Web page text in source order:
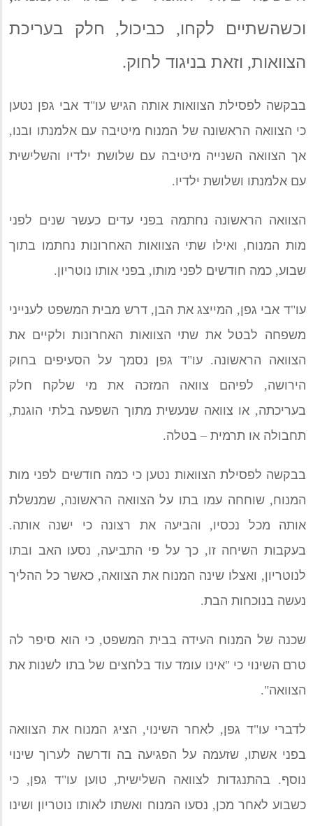
וכשהשתיים לקחו, כביכול, חלק בעריכת
הצוואות, וזאת בניגוד לחוק.
בבקשה לפסילת הצוואות אותה הגיש עו"ד אבי גפן נטען
כי הצוואה הראשונה של המנוח מיטיבה עם אלמנתו ובנו,
אך הצוואה השנייה מיטיבה עם שלושת ילדיו והשלישית
עם אלמנתו ושלושת ילדיו.
הצוואה הראשונה נחתמה בפני עדים כעשר שנים לפני
מות המנוח, ואילו שתי הצוואות האחרונות נחתמו בתוך
שבוע, כמה חודשים לפני מותו, בפני אותו נוטריון.
עו"ד אבי גפן, המייצג את הבן,דרש מבית המשפט לענייני
משפחה לבטל את שתי הצוואות האחרונות ולקיים את
הצוואה הראשונה. עו"ד גפן נסמך על הסעיפים בחוק
הירושה, לפיהם צוואה המזכה את מי שלקח חלק
בעריכתה, או צוואה שנעשית מתוך השפעה בלתי הוגנת,
תחבולה או תרמית – בטלה.
בבקשה לפסילת הצוואות נטען כי כמה חודשים לפני מות
המנוח,שוחחה עמו בתו על הצוואה הראשונה, שמנשלת
אותה מכל נכסיו, והביעה את רצונה כי ישנה אותה.
בעקבות השיחה זו, כך על פי התביעה, נסעו האב ובתו
לנוטריון, ואצלו שינה המנוח את הצוואה,כאשר כל ההליך
נעשה בנוכחות הבת.
שכנה של המנוח העידה בבית המשפט, כי הוא סיפר לה
טרם השינוי כי"אינו עומד עוד בלחצים של בתו לשנות את
הצוואה".
לדברי עו"ד גפן, לאחר השינוי, הציג המנוח את הצוואה
בפני אשתו,שזעמה על הפגיעה בה ודרשה לערוך שינוי
נוסף. בהתנגדות לצוואה השלישית, טוען עו"ד גפן, כי
כשבוע לאחר מכן, נסעו המנוח ואשתו לאותו נוטריון ושינו